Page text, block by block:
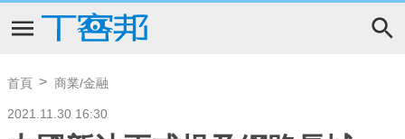
首頁 商業/金融
2021.11.30 16:30